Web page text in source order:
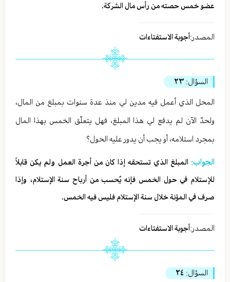
عضو خمس حصته من رأس مال الشركة.
المصدر:أجوبة الاستفتاءات
السؤال: ٢٣
المحل الذي أعمل فيه مدين لي منذ عدة سنوات بمبلغ من المال،
ولحدّ الآن لم يدفع لي هذا المبلغ، فهل يتعلّق الخمس بهذا المال
بمجرد استلامه، أو يجب أن يدور عليه الحول؟
الجواب: المبلغ الذي تستحقه إذا كان من أجرة العمل ولم يكن قابلاً
للإستلام في حول الخمس فإنه يُحسب من أرباح سنة الإستلام، وإذا
صرف في المؤنة خلال سنة الإستلام فليس فيه الخمس.
المصدر:أجوبة الاستفتاءات
السؤال: ٢٤